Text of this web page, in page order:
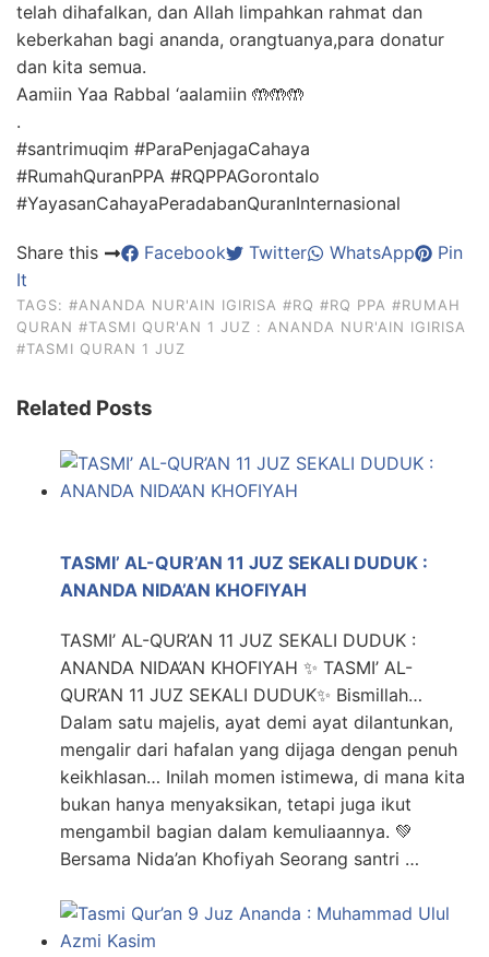
telah dihafalkan, dan Allah limpahkan rahmat dan
keberkahan bagi ananda, orangtuanya,para donatur
dan kita semua.
Aamiin Yaa Rabbal ‘aalamiin 🤲🤲🤲
.
#santrimuqim #ParaPenjagaCahaya
#RumahQuranPPA #RQPPAGorontalo
#YayasanCahayaPeradabanQuranInternasional
Share this Facebook Twitter WhatsApp
Pin
It
TAGS: #ANANDA NUR'AIN IGIRISA #RQ #RQ PPA #RUMAH
QURAN #TASMI QUR'AN 1 JUZ : ANANDA NUR'AIN IGIRISA
#TASMI QURAN 1 JUZ
Related Posts
TASMI’ AL-QUR’AN 11 JUZ SEKALI DUDUK :
ANANDA NIDA’AN KHOFIYAH
TASMI’ AL-QUR’AN 11 JUZ SEKALI DUDUK :
ANANDA NIDA’AN KHOFIYAH ✨ TASMI’ AL-
QUR’AN 11 JUZ SEKALI DUDUK✨ Bismillah…
Dalam satu majelis, ayat demi ayat dilantunkan,
mengalir dari hafalan yang dijaga dengan penuh
keikhlasan… Inilah momen istimewa, di mana kita
bukan hanya menyaksikan, tetapi juga ikut
mengambil bagian dalam kemuliaannya. 💚
Bersama Nida’an Khofiyah Seorang santri …